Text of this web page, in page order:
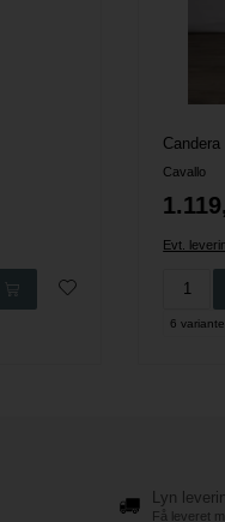
Cavallo
Evt.
6
Lyn
Få leveret